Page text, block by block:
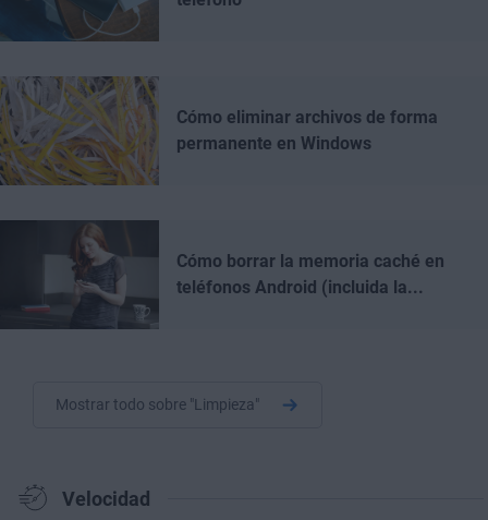
Cómo eliminar archivos de forma
permanente en Windows
Cómo borrar la memoria caché en
teléfonos Android (incluida la...
Mostrar todo sobre "Limpieza"
Velocidad